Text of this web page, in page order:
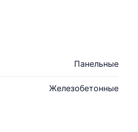
Панельные
Железобетонные